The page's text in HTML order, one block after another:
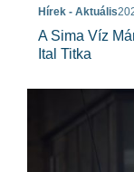
Hírek - Aktuális
A Sima Víz
Ital Titka